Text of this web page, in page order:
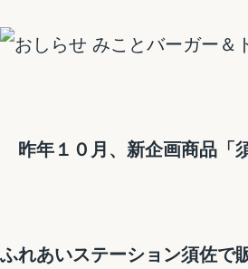
昨年１０月、新企画商品「
ふれあいステーション須佐で